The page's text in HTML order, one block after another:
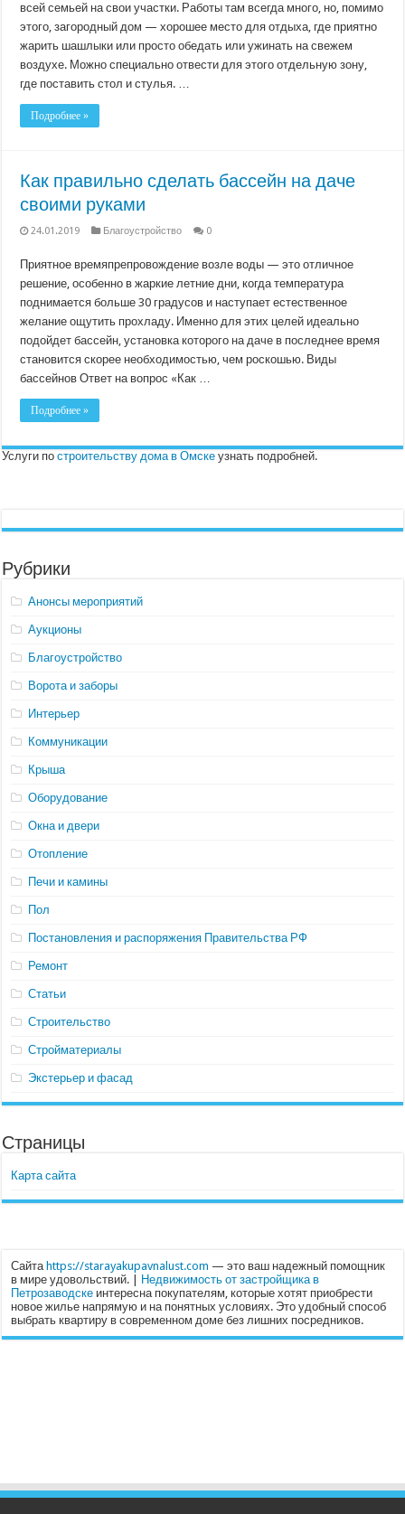
всей семьей на свои участки. Работы там всегда много, но, помимо
этого, загородный дом — хорошее место для отдыха, где приятно
жарить шашлыки или просто обедать или ужинать на свежем
воздухе. Можно специально отвести для этого отдельную зону,
где поставить стол и стулья. …
Подробнее »
Как правильно сделать бассейн на даче
своими руками
24.01.2019 Благоустройство 0
Приятное времяпрепровождение возле воды — это отличное
решение, особенно в жаркие летние дни, когда температура
поднимается больше 30 градусов и наступает естественное
желание ощутить прохладу. Именно для этих целей идеально
подойдет бассейн, установка которого на даче в последнее время
становится скорее необходимостью, чем роскошью. Виды
бассейнов Ответ на вопрос «Как …
Подробнее »
Услуги построительству дома в Омске узнать подробней.
Рубрики
Анонсы мероприятий
Аукционы
Благоустройство
Ворота и заборы
Интерьер
Коммуникации
Крыша
Оборудование
Окна и двери
Отопление
Печи и камины
Пол
Постановления и распоряжения Правительства РФ
Ремонт
Статьи
Строительство
Стройматериалы
Экстерьер и фасад
Страницы
Карта сайта
Сайта https://starayakupavnalust.com — это ваш надежный помощник
в мире удовольствий. |
Недвижимость от застройщика в
Петрозаводске интересна покупателям, которые хотят приобрести
новое жилье напрямую и на понятных условиях. Это удобный способ
выбрать квартиру в современном доме без лишних посредников.